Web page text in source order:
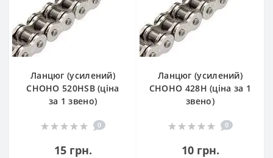
Ланцюг (усилений)
СHOHO 520HSB (ціна
за 1 звено)
0
15 грн.
Ланцюг (усилений)
СHOHO 428H (ціна за 1
звено)
0
10 грн.